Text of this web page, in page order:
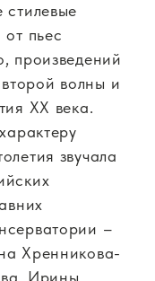
стилевые
пьес
произведений
волны и
ХХ века.
звучала
–
Хренникова-
Ирины